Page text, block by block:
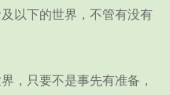
以下的世界，不管有没有
，只要不是事先有准备，